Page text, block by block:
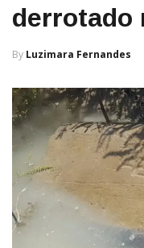
derrotado
By Luzimara Fernandes